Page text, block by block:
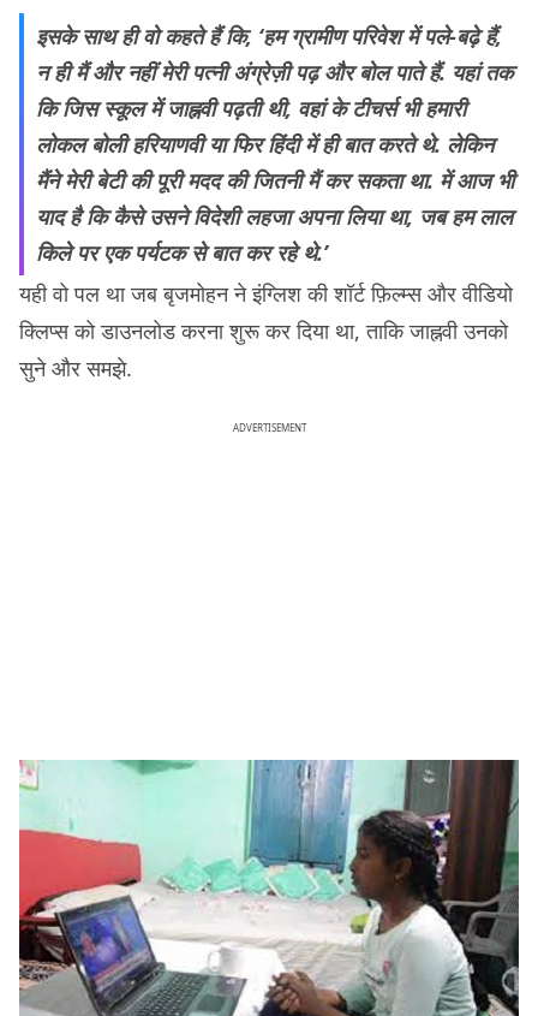
इसके साथ ही वो कहते हैं कि, ‘हम ग्रामीण परिवेश में पले-बढ़े हैं,
न ही मैं और नहीं मेरी पत्नी अंग्रेज़ी पढ़ और बोल पाते हैं. यहां तक
कि जिस स्कूल में जाह्नवी पढ़ती थी, वहां के टीचर्स भी हमारी
लोकल बोली हरियाणवी या फिर हिंदी में ही बात करते थे. लेकिन
मैंने मेरी बेटी की पूरी मदद की जितनी मैं कर सकता था. में आज भी
याद है कि कैसे उसने विदेशी लहजा अपना लिया था, जब हम लाल
किले पर एक पर्यटक से बात कर रहे थे.’
यही वो पल था जब बृजमोहन ने इंग्लिश की शॉर्ट फ़िल्म्स और वीडियो
क्लिप्स को डाउनलोड करना शुरू कर दिया था, ताकि जाह्नवी उनको
सुने और समझे.
ADVERTISEMENT